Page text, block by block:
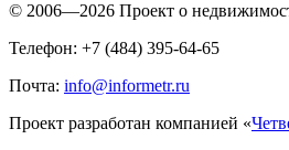
© 2006—2026 Проект о
Телефон: +7 (484) 395-64-65
Почта: info@informetr.ru
Проект разработан компанией «